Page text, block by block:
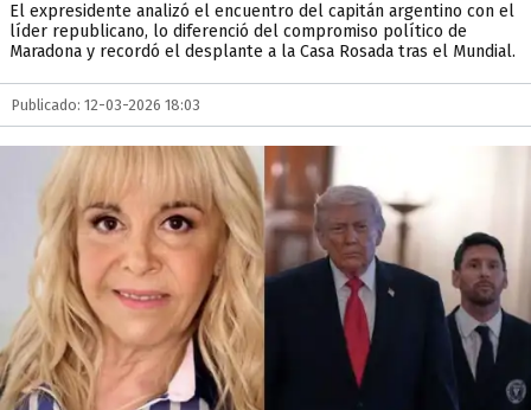
El expresidente analizó el encuentro del capitán argentino con el
líder republicano, lo diferenció del compromiso político de
Maradona y recordó el desplante a la Casa Rosada tras el Mundial.
Publicado: 12-03-2026 18:03